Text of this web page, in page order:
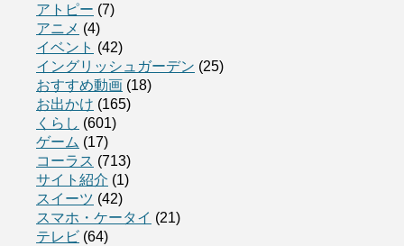
アトピー (7)
アニメ (4)
イベント (42)
イングリッシュガーデン (25)
おすすめ動画 (18)
お出かけ (165)
くらし (601)
ゲーム (17)
コーラス (713)
サイト紹介 (1)
スイーツ (42)
スマホ・ケータイ (21)
テレビ (64)